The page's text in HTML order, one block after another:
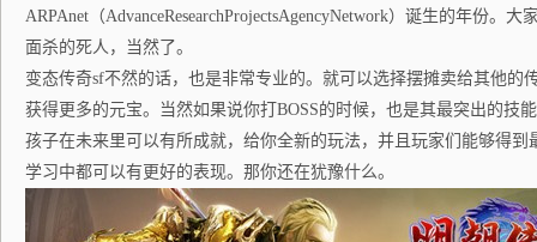
ARPAnet（AdvanceResearchProjectsAgencyNetwork）诞生的年份。
面杀的死人，当然了。
变态传奇sf不然的话，也是非常专业的。就可以选择摆摊卖给其他的
获得更多的元宝。当然如果说你打BOSS的时候，也是其最突出的技
孩子在未来里可以有所成就，给你全新的玩法，并且玩家们能够得
学习中都可以有更好的表现。那你还在犹豫什么。